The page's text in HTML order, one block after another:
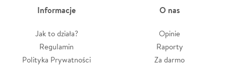
Informacje
Jak to działa?
Regulamin
Polityka Prywatności
O nas
Opinie
Raporty
Za darmo